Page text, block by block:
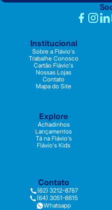
Institucional
Sobre a Flávio's
Trabalhe Conosco
Cartão Flávio's
Nossas Lojas
Contato
Mapa do Site
Explore
Achadinhos
Lançamentos
Tá na Flávio's
Flávio's Kids
Contato
(62) 3212-8787
(64) 3051-6615
Whatsapp